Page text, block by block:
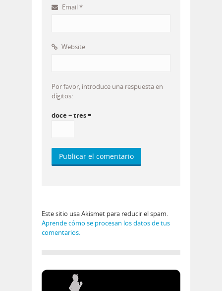
Email *
Website
Por favor, introduce una respuesta en
dígitos:
doce − tres =
Este sitio usa Akismet para reducir el spam.
Aprende cómo se procesan los datos de tus
comentarios.